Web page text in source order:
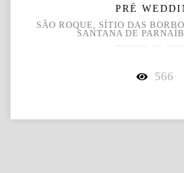
PRÉ
SÃO ROQUE, SÍTIO DAS
SANTANA DE
566